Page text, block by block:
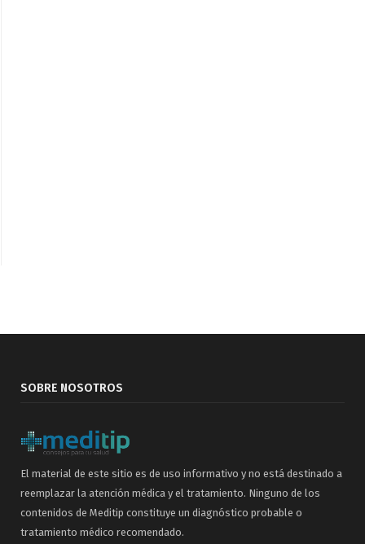
SOBRE NOSOTROS
El material de este sitio es de uso informativo y no está destinado a
reemplazar la atención médica y el tratamiento. Ninguno de los
contenidos de Meditip constituye un diagnóstico probable o
tratamiento médico recomendado.